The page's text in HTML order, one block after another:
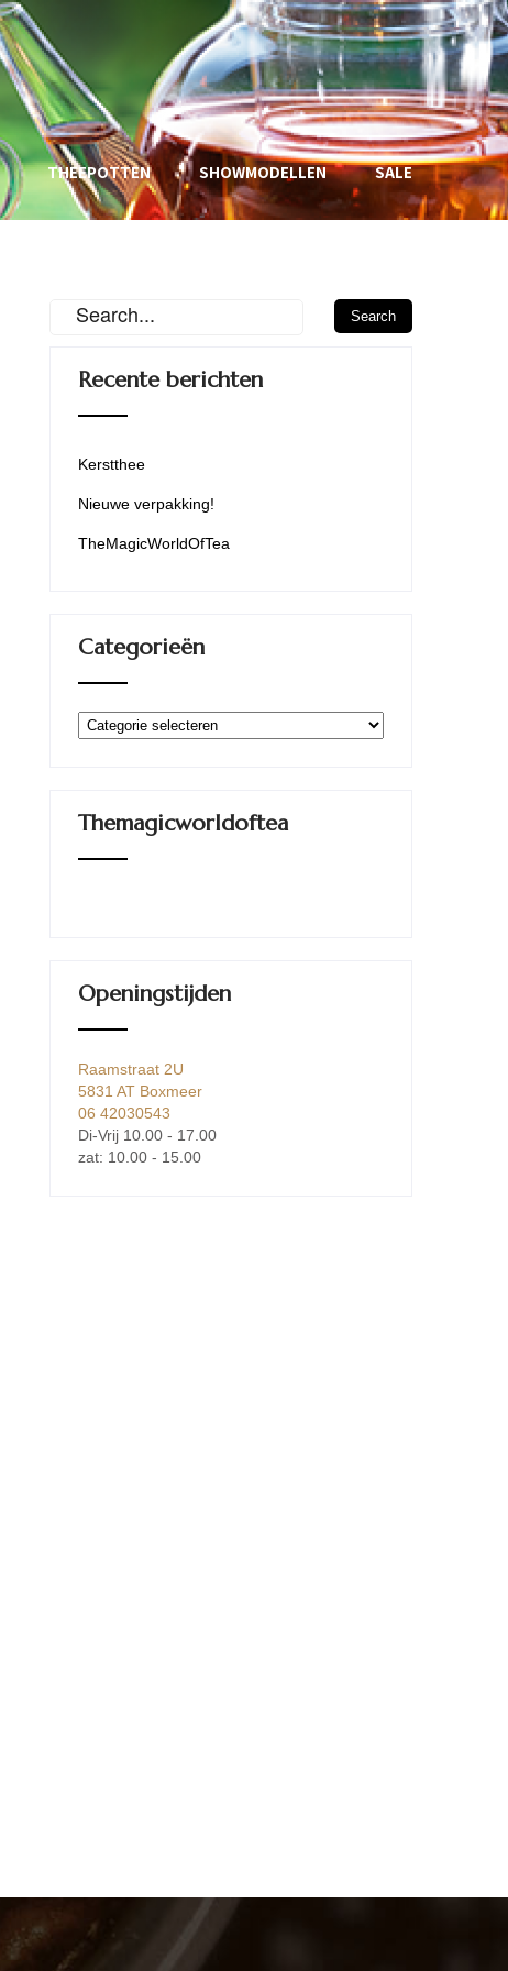
THEEPOTTEN SHOWMODELLEN SALE
Recente berichten
Kerstthee
Nieuwe verpakking!
TheMagicWorldOfTea
Categorieën
Categorieën
Themagicworldoftea
Openingstijden
Raamstraat 2U
5831 AT Boxmeer
06 42030543
Di-Vrij 10.00 - 17.00
zat: 10.00 - 15.00